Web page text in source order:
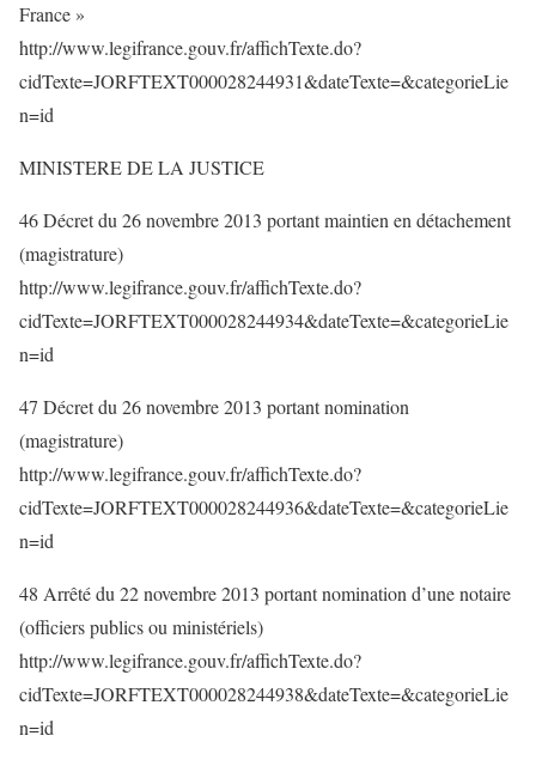
France »
http://www.legifrance.gouv.fr/affichTexte.do?
cidTexte=JORFTEXT000028244931&dateTexte=&categorieLie
n=id
MINISTERE DE LA JUSTICE
46 Décret du 26 novembre 2013 portant maintien en détachement
(magistrature)
http://www.legifrance.gouv.fr/affichTexte.do?
cidTexte=JORFTEXT000028244934&dateTexte=&categorieLie
n=id
47 Décret du 26 novembre 2013 portant nomination
(magistrature)
http://www.legifrance.gouv.fr/affichTexte.do?
cidTexte=JORFTEXT000028244936&dateTexte=&categorieLie
n=id
48 Arrêté du 22 novembre 2013 portant nomination d’une notaire
(officiers publics ou ministériels)
http://www.legifrance.gouv.fr/affichTexte.do?
cidTexte=JORFTEXT000028244938&dateTexte=&categorieLie
n=id